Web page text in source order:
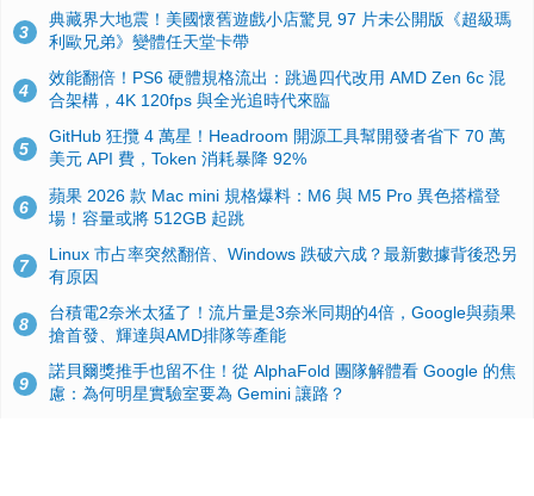
3
典藏界大地震！美國懷舊遊戲小店驚見 97 片未公開版《超級瑪
利歐兄弟》變體任天堂卡帶
4
效能翻倍！PS6 硬體規格流出：跳過四代改用 AMD Zen 6c 混
合架構，4K 120fps 與全光追時代來臨
5
GitHub 狂攬 4 萬星！Headroom 開源工具幫開發者省下 70 萬
美元 API 費，Token 消耗暴降 92%
6
蘋果 2026 款 Mac mini 規格爆料：M6 與 M5 Pro 異色搭檔登
場！容量或將 512GB 起跳
7
Linux 市占率突然翻倍、Windows 跌破六成？最新數據背後恐另
有原因
8
台積電2奈米太猛了！流片量是3奈米同期的4倍，Google與蘋果
搶首發、輝達與AMD排隊等產能
9
諾貝爾獎推手也留不住！從 AlphaFold 團隊解體看 Google 的焦
慮：為何明星實驗室要為 Gemini 讓路？